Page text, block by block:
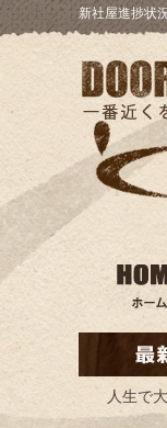
新社屋進捗状
人生で